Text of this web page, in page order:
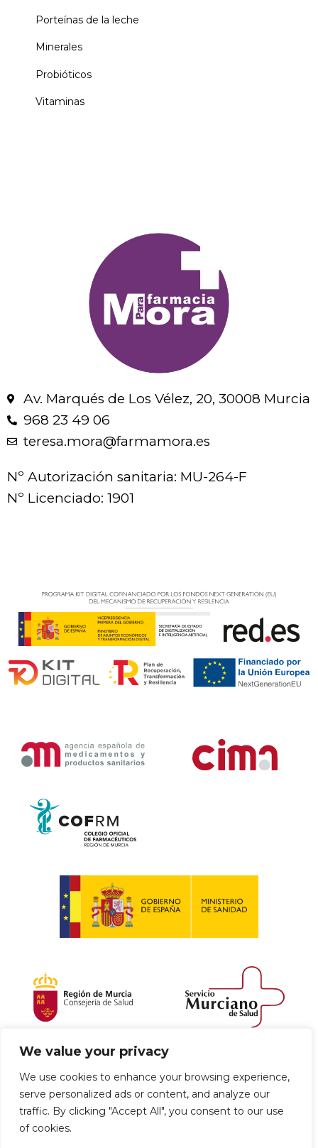
We value your privacy
We use cookies to enhance your browsing experience,
serve personalized ads or content, and analyze our
traffic. By clicking "Accept All", you consent to our use
of cookies.
Porteínas de la leche
Minerales
Probióticos
Vitaminas
Av. Marqués de Los Vélez, 20, 30008 Murcia
968 23 49 06
teresa.mora@farmamora.es
Nº Autorización sanitaria: MU-264-F
Nº Licenciado: 1901
Política de envío y devoluciones
Política de privacidad Uso de cookies